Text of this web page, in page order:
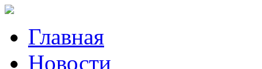
Главная
Новости